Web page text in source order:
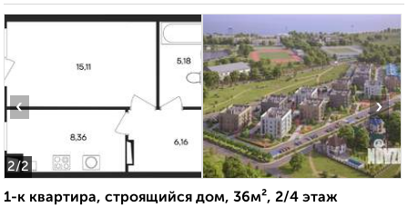
2/2
‹ ›
1-к квартира, строящийся дом, 36м², 2/4 этаж